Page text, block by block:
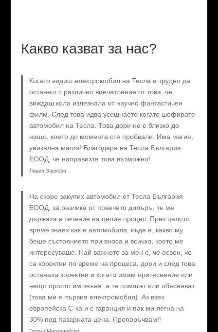
Какво казват за нас?
Когато видиш електромобил на Тесла е трудно да
останеш с различно впечатление от това, че
виждаш кола излезнала от научно фантастичен
филм. След това идва усешнаето когато шофирате
автомобил на Тесла. Това дори не е близко до
нищо, което до момента сте пробвали. Има магия,
уникална магия! Благодаря на Тесла България
ЕООД, че направихте това възможно!
Лидия Заркова
На скоро закупих автомобил от Тесла България
ЕООД, за разлика от повечето дилъръ, те ме
държаха в течение на целия процес. През цялото
време знаех как е автомобила, къде е, какво му
беше състоянието при вноса и всичко, което ме
интересуваше. Най важното за мен е, че освен, че
са коректни по време на процеса, дори и след това
останаха коректни и когато имам притеснение или
нещо просто им звъня, а те помагат или обясняват
(това ми е първия електромобил). Аз взех
европейска C-ка и с гаранция и пак ми легна на
30% под пазарната цена. Препоръчвам!!